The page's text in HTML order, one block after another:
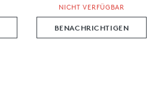
NICHT VERFÜGBAR
BENACHRICHTIGEN